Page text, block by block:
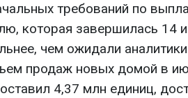
требований по
которая завершилась 14
чем ожидали
продаж новых домой в
4,37 млн единиц,